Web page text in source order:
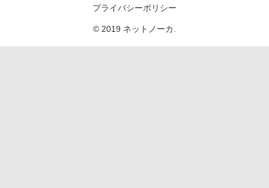
プライバシーポリシー
© 2019 ネットノーカ.